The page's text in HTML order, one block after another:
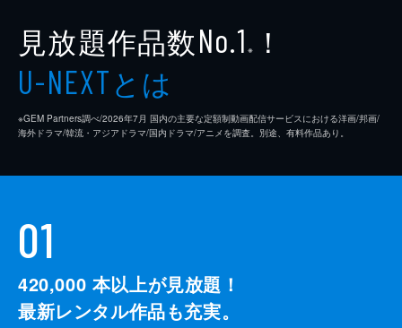
見放題作品数No.1 ※ ！
U-NEXTとは
※GEM Partners調べ/2026年7⽉ 国内の主要な定額制動画配信サービスにおける洋画/邦画/
海外ドラマ/韓流・アジアドラマ/国内ドラマ/アニメを調査。別途、有料作品あり。
01
420,000 本以上が見放題！
最新レンタル作品も充実。